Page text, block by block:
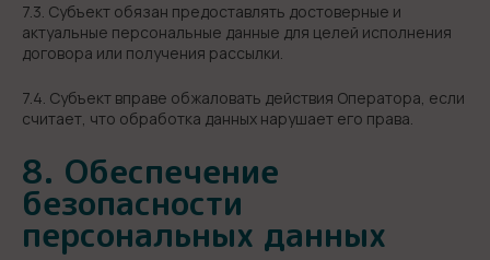
7.3. Субъект обязан предоставлять достоверные и
актуальные персональные данные для целей исполнения
договора или получения рассылки.
7.4. Субъект вправе обжаловать действия Оператора, если
считает, что обработка данных нарушает его права.
8. Обеспечение
безопасности
персональных данных